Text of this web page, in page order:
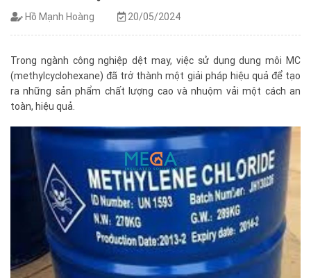
Hồ Mạnh Hoàng 20/05/2024
Trong ngành công nghiệp dệt may, việc sử dụng dung môi MC
(methylcyclohexane) đã trở thành một giải pháp hiệu quả để tạo
ra những sản phẩm chất lượng cao và nhuộm vải một cách an
toàn, hiệu quả.